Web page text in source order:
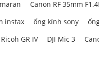
Canon RF 35mm F1.4L
instax ống kính sony
Ricoh GR IV DJI Mic 3